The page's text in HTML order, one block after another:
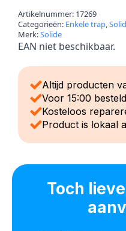
Artikelnummer: 17269
Categorieën: Enkele trap,
Merk:Solide
EAN niet beschikbaar.
Altijd producten
Voor 15:00
Kosteloos
Product is lokaal
Toch